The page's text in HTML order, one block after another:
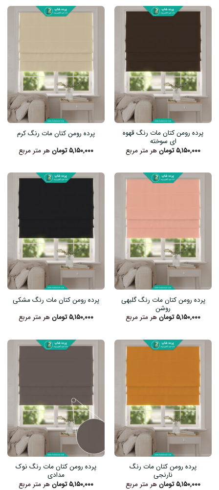
پرده رومن کتان مات رنگ قهوه
ای سوخته
۵,۱۵۰,۰۰۰تومانهر متر مربع
پرده رومن کتان مات رنگ کرم
۵,۱۵۰,۰۰۰تومانهر متر مربع
پرده رومن کتان مات رنگ گلبهی
روشن
۵,۱۵۰,۰۰۰تومانهر متر مربع
پرده رومن کتان مات رنگ مشکی
۵,۱۵۰,۰۰۰تومانهر متر مربع
پرده رومن کتان مات رنگ
نارنجی
۵,۱۵۰,۰۰۰تومانهر متر مربع
پرده رومن کتان مات رنگ نوک
مدادی
۵,۱۵۰,۰۰۰تومانهر متر مربع